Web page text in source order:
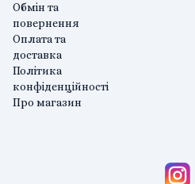
Обмін та
повернення
Оплата та
доставка
Політика
конфіденційності
Про магазин